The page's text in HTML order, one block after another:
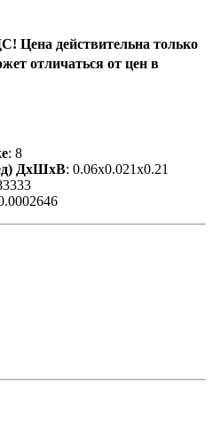
Цена действительна только
отличаться от цен в
: 8
ДхШхВ: 0.06x0.021x0.21